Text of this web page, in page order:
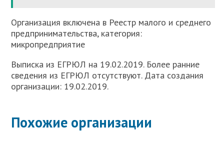
Организация включена в Реестр малого и среднего
предпринимательства, категория:
микропредприятие
Выписка из ЕГРЮЛ на 19.02.2019. Более ранние
сведения из ЕГРЮЛ отсутствуют. Дата создания
организации: 19.02.2019.
Похожие организации